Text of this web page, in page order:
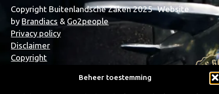
Beheer toestemming
Copyright Buitenlandsche Zaken 2025 Website
by Brandiacs & Go2people
Privacy policy
Disclaimer
Copyright